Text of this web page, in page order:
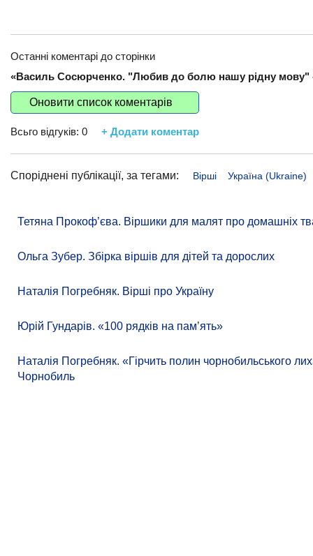
Останні коментарі до сторінки
«Василь Сосюрченко. "Любив до болю нашу рідну мову" -
Оновити список коментарів
Всьго відгуків: 0 + Додати коментар
Споріднені публікації, за тегами: Вірші Україна (Ukraine)
Тетяна Прокоф’єва. Віршики для малят про домашніх
Ольга Зубер. Збірка віршів для дітей та дорослих
Наталія Погребняк. Вірші про Україну
Юрій Гундарів. «100 рядків на памʼять»
Наталія Погребняк. «Гірчить полин чорнобильського
Чорнобиль